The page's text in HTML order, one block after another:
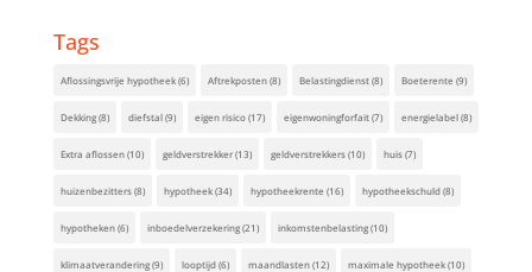
Tags
Aflossingsvrije hypotheek(6) Aftrekposten(8) Belastingdienst(8) Boeterente (9)
Dekking(8) diefstal(9) eigen risico(17) eigenwoningforfait(7) energielabel(8)
Extra aflossen(10) geldverstrekker(13) geldverstrekkers(10) huis(7)
huizenbezitters(8) hypotheek(34) hypotheekrente (16) hypotheekschuld(8)
hypotheken(6) inboedelverzekering(21) inkomstenbelasting(10)
klimaatverandering(9) looptijd(6) maandlasten(12) maximale hypotheek(10)